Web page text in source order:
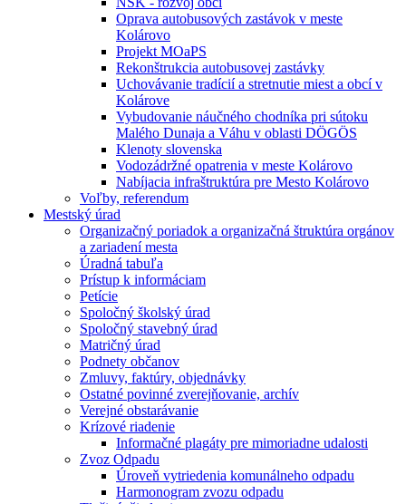
Oprava autobusových zastávok v meste
Kolárovo
Projekt MOaPS
Rekonštrukcia autobusovej zastávky
Uchovávanie tradícií a stretnutie miest a obcí v
Kolárove
Vybudovanie náučného chodníka pri sútoku
Malého Dunaja a Váhu v oblasti DÖGÖS
Klenoty slovenska
Vodozádržné opatrenia v meste Kolárovo
Nabíjacia infraštruktúra pre Mesto Kolárovo
Voľby, referendum
Mestský úrad
Organizačný poriadok a organizačná štruktúra orgánov
a zariadení mesta
Úradná tabuľa
Prístup k informáciam
Petície
Spoločný školský úrad
Spoločný stavebný úrad
Matričný úrad
Podnety občanov
Zmluvy, faktúry, objednávky
Ostatné povinné zverejňovanie, archív
Verejné obstarávanie
Krízové riadenie
Informačné plagáty pre mimoriadne udalosti
Zvoz Odpadu
Úroveň vytriedenia komunálneho odpadu
Harmonogram zvozu odpadu